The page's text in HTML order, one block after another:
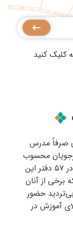
کلیک کنید
صرفاً مدرس
محسوب
می‌شوند. هم‌اکنون نزدیک به هزار مربی در ۵۷ دفتر این
برخی از آنان
حضور
آموزش در